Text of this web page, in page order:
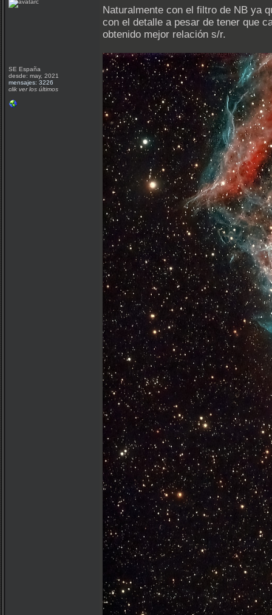
SE España
desde: may, 2021
mensajes: 3226
clik ver los últimos
Naturalmente con el filtro de NB ya
con el detalle a pesar de tener que
obtenido mejor relación s/r.